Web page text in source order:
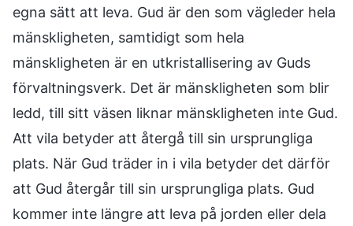
egna sätt att leva. Gud är den som vägleder hela
mänskligheten, samtidigt som hela
mänskligheten är en utkristallisering av Guds
förvaltningsverk. Det är mänskligheten som blir
ledd, till sitt väsen liknar mänskligheten inte Gud.
Att vila betyder att återgå till sin ursprungliga
plats. När Gud träder in i vila betyder det därför
att Gud återgår till sin ursprungliga plats. Gud
kommer inte längre att leva på jorden eller dela